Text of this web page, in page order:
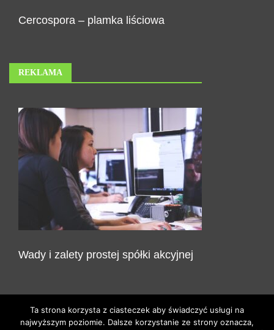
Cercospora – plamka liściowa
REKLAMA
Wady i zalety prostej spółki akcyjnej
Ta strona korzysta z ciasteczek aby świadczyć usługi na
najwyższym poziomie. Dalsze korzystanie ze strony oznacza,